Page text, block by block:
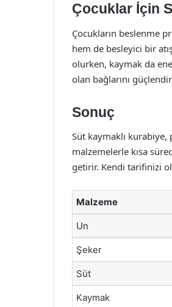
Çocuklar İçin
Çocukların beslenme
hem de besleyici bir
olurken, kaymak da
olan bağlarını
Sonuç
Süt kaymaklı kurabiye,
malzemelerle kısa
getirir. Kendi tarifinizi
Malzeme
Un
Şeker
Süt
Kaymak